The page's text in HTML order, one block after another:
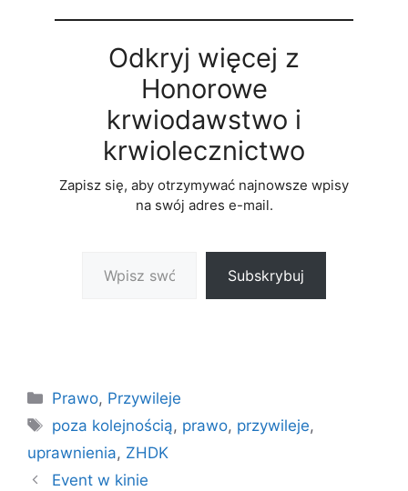
Odkryj więcej z
Honorowe
krwiodawstwo i
krwiolecznictwo
Zapisz się, aby otrzymywać najnowsze wpisy
na swój adres e-mail.
Subskrybuj
Kategorie
Prawo, Przywileje
Tagi
poza kolejnością, prawo, przywileje,
uprawnienia, ZHDK
Event w kinie